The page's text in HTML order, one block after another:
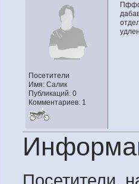
Посетители
Имя: Салик
Публикаций: 0
Комментариев: 1